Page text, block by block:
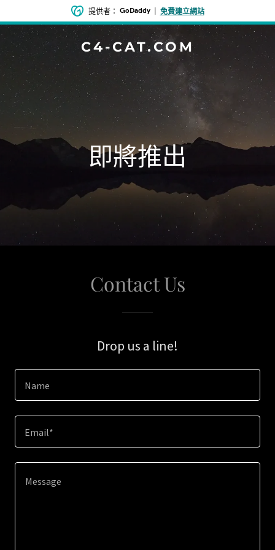
提供者： GoDaddy| 免費建立網站
C4-CAT.COM
即將推出
Contact Us
Drop us a line!
Name
Email*